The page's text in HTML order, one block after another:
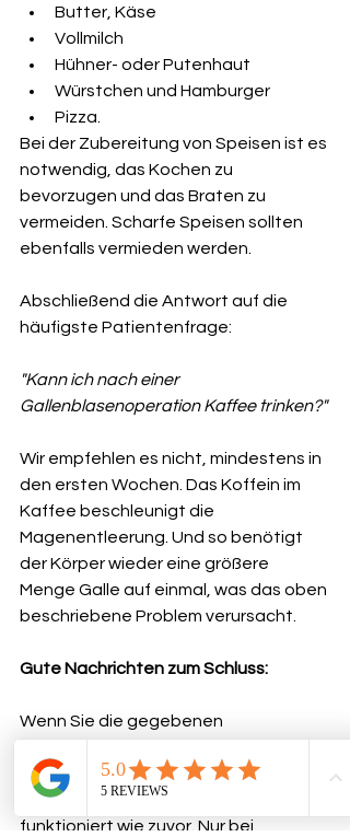
Butter, Käse
Vollmilch
Hühner- oder Putenhaut
Würstchen und Hamburger
Pizza.
Bei der Zubereitung von Speisen ist es
notwendig, das Kochen zu
bevorzugen und das Braten zu
vermeiden. Scharfe Speisen sollten
ebenfalls vermieden werden.
Abschließend die Antwort auf die
häufigste Patientenfrage:
"Kann ich nach einer
Gallenblasenoperation Kaffee trinken?"
Wir empfehlen es nicht, mindestens in
den ersten Wochen. Das Koffein im
Kaffee beschleunigt die
Magenentleerung. Und so benötigt
der Körper wieder eine größere
Menge Galle auf einmal, was das oben
beschriebene Problem verursacht.
Gute Nachrichten zum Schluss:
Wenn Sie die gegebenen
sich der Körper innerhalb von 4
Wochen nach der Operation und
funktioniert wie zuvor. Nur bei